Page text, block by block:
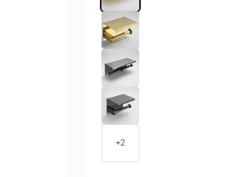
Dourado (Simples)
Preto (Duplo)
Preto (Simples)
+2